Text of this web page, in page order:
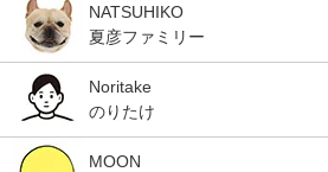
NATSUHIKO
夏彦ファミリー
Noritake
のりたけ
MOON